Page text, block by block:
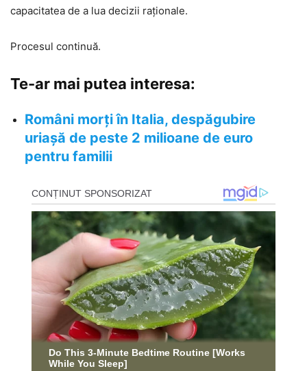
capacitatea de a lua decizii raționale.
Procesul continuă.
Te-ar mai putea interesa:
Români morți în Italia, despăgubire
uriașă de peste 2 milioane de euro
pentru familii